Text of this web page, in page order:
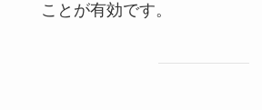
ことが有効です。